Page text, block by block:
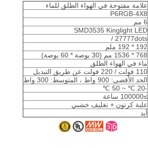
علامة مفتوحة في الهواء الطلق للماء
P6RGB-4X8
6 مم
SMD3535 Kinglight LED
27777dots /
192 * 192 ملم
768 * 1536 مم (30 بوصة * 60 بوصة)
ماء في الهواء الطلق
110 فولت / 220 فولت عن طريق التبديل
الحد الأقصى: 900 واط ، المتوسط: 300 واط
-20 ℃ ~ 50 ℃
≥100000 ساعة
علبة كرتون + تغليف خشبي
أيد